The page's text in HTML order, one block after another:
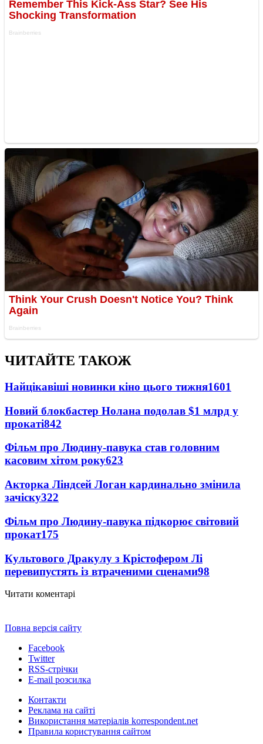
ЧИТАЙТЕ ТАКОЖ
Найцікавіші новинки кіно цього тижня1601
Новий блокбастер Нолана подолав $1 млрд у
прокаті842
Фільм про Людину-павука став головним
касовим хітом року623
Акторка Ліндсей Логан кардинально змінила
зачіску322
Фільм про Людину-павука підкорює світовий
прокат175
Культового Дракулу з Крістофером Лі
перевипустять із втраченими сценами98
Читати коментарі
Повна версія сайту
Facebook
Twitter
RSS-стрічки
E-mail розсилка
Контакти
Реклама на сайті
Використання матеріалів korrespondent.net
Правила користування сайтом